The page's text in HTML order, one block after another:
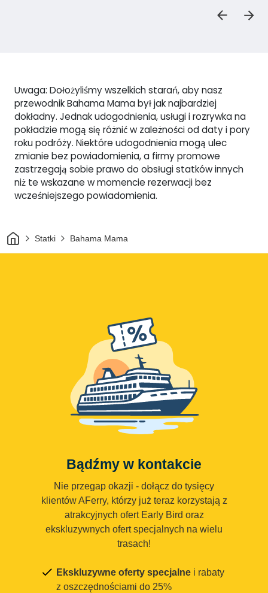
Uwaga: Dołożyliśmy wszelkich starań, aby nasz
przewodnik Bahama Mama był jak najbardziej
dokładny. Jednak udogodnienia, usługi i rozrywka na
pokładzie mogą się różnić w zależności od daty i pory
roku podróży. Niektóre udogodnienia mogą ulec
zmianie bez powiadomienia, a firmy promowe
zastrzegają sobie prawo do obsługi statków innych
niż te wskazane w momencie rezerwacji bez
wcześniejszego powiadomienia.
DomStatki Bahama Mama
Bądźmy w kontakcie
Nie przegap okazji - dołącz do tysięcy
klientów AFerry, którzy już teraz korzystają z
atrakcyjnych ofert Early Bird oraz
ekskluzywnych ofert specjalnych na wielu
trasach!
Ekskluzywne oferty specjalne i rabaty
z oszczędnościami do 25%